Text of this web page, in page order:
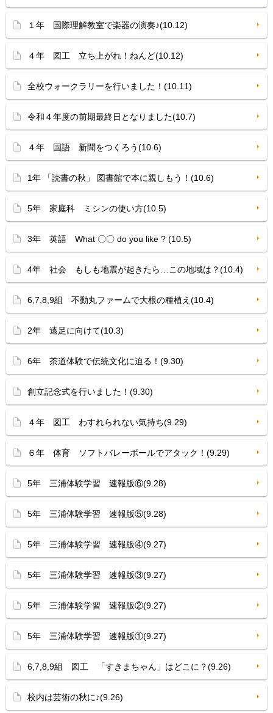
１年 国際理解教室で楽器の演奏♪(10.12)
４年 図工 立ち上がれ！ねんど(10.12)
全校ウォークラリーを行いました！(10.11)
令和４年度の前期最終日となりました(10.7)
４年 国語 新聞をつくろう(10.6)
1年 「読書の秋」 図書館で本に親しもう！(10.6)
5年 家庭科 ミシンの使い方(10.5)
3年 英語 What 〇〇 do you like ? (10.5)
4年 社会 もしも地震が起きたら…この地域は？(10.4)
6,7,8,9組 不動丸ファームで大根の種植え(10.4)
2年 遠足に向けて(10.3)
6年 茶道体験で伝統文化に迫る！(9.30)
創立記念式を行いました！(9.30)
４年 図工 わすれられない気持ち(9.29)
６年 体育 ソフトバレーボールでアタック！(9.29)
5年 三浦体験学習 速報版⑥(9.28)
5年 三浦体験学習 速報版⑤(9.28)
5年 三浦体験学習 速報版④(9.27)
5年 三浦体験学習 速報版③(9.27)
5年 三浦体験学習 速報版②(9.27)
5年 三浦体験学習 速報版①(9.27)
6,7,8,9組 図工 「すきまちゃん」はどこに？(9.26)
校内は芸術の秋に♪(9.26)